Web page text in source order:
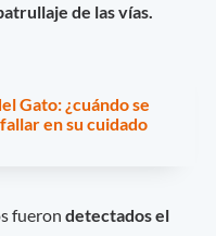
de las vías.
Gato: ¿cuándo se
en su cuidado
fuerondetectados el